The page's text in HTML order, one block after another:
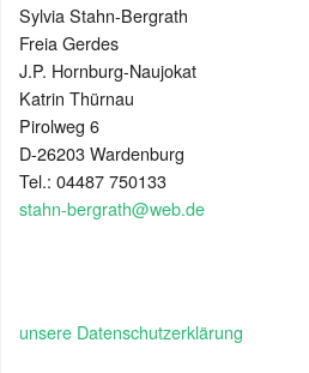
Sylvia Stahn-Bergrath
Freia Gerdes
J.P. Hornburg-Naujokat
Katrin Thürnau
Pirolweg 6
D-26203 Wardenburg
Tel.: 04487 750133
stahn-bergrath@web.de
unsere Datenschutzerklärung